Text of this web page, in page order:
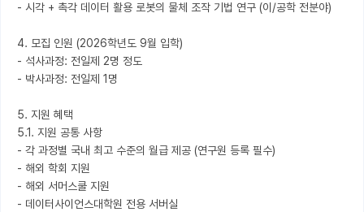
- 시각 + 촉각 데이터 활용 로봇의 물체 조작 기법 연구 (이/공학 전분야)
4. 모집 인원 (2026학년도 9월 입학)
- 석사과정: 전일제 2명 정도
- 박사과정: 전일제 1명
5. 지원 혜택
5.1. 지원 공통 사항
- 각 과정별 국내 최고 수준의 월급 제공 (연구원 등록 필수)
- 해외 학회 지원
- 해외 서머스쿨 지원
- 데이터사이언스대학원 전용 서버실